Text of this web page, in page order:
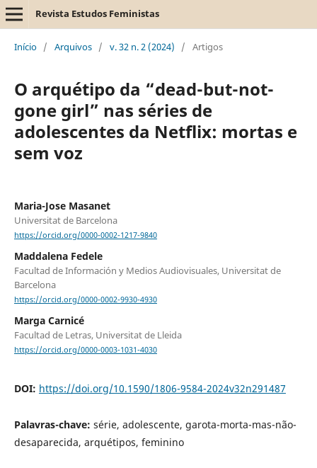
Revista Estudos Feministas
Início / Arquivos / v. 32 n. 2 (2024) / Artigos
O arquétipo da “dead-but-not-
gone girl” nas séries de
adolescentes da Netflix: mortas e
sem voz
Maria-Jose Masanet
Universitat de Barcelona
https://orcid.org/0000-0002-1217-9840
Maddalena Fedele
Facultad de Información y Medios Audiovisuales, Universitat de
Barcelona
https://orcid.org/0000-0002-9930-4930
Marga Carnicé
Facultad de Letras, Universitat de Lleida
https://orcid.org/0000-0003-1031-4030
DOI: https://doi.org/10.1590/1806-9584-2024v32n291487
Palavras-chave: série, adolescente, garota-morta-mas-não-
desaparecida, arquétipos, feminino